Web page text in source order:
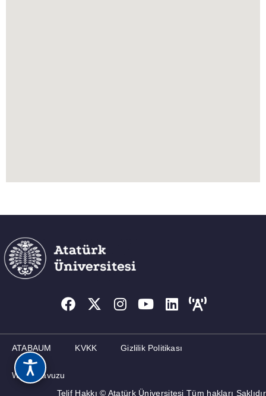
ATABAUM KVKK Gizlilik Politikası
Web Kılavuzu
Telif Hakkı © Atatürk Üniversitesi Tüm hakları Saklıdır